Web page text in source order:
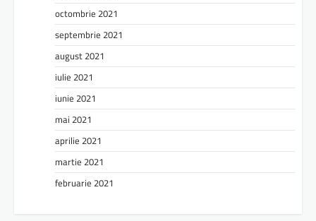
octombrie 2021
septembrie 2021
august 2021
iulie 2021
iunie 2021
mai 2021
aprilie 2021
martie 2021
februarie 2021